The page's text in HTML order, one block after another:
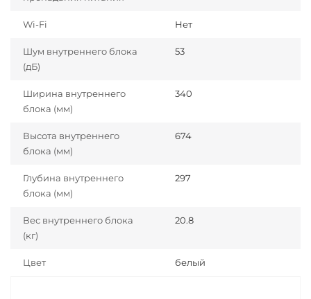
Wi-Fi Нет
Шум внутреннего блока
(дБ)
53
Ширина внутреннего
блока (мм)
340
Высота внутреннего
блока (мм)
674
Глубина внутреннего
блока (мм)
297
Вес внутреннего блока
(кг)
20.8
Цвет белый